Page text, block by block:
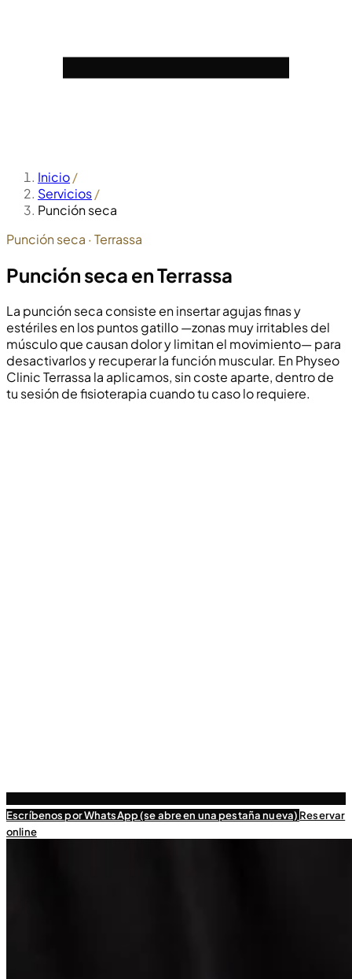
Inicio/
Servicios/
Punción seca
Punción seca · Terrassa
Punción seca enTerrassa
La punción seca consiste en insertar agujas finas y
estériles en los puntos gatillo —zonas muy irritables del
músculo que causan dolor y limitan el movimiento— para
desactivarlos y recuperar la función muscular. En Physeo
Clinic Terrassa la aplicamos, sin coste aparte, dentro de
tu sesión de fisioterapia cuando tu caso lo requiere.
Escríbenos por WhatsApp (se abre en una pestaña nueva) Reservar
online